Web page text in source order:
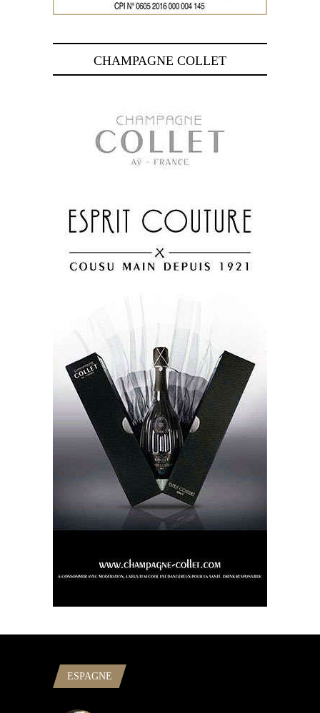
CHAMPAGNE COLLET
ESPAGNE